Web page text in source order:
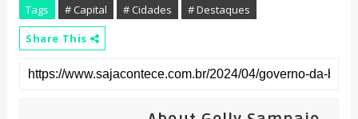
Tags # Capital # Cidades
# Destaques
Share This